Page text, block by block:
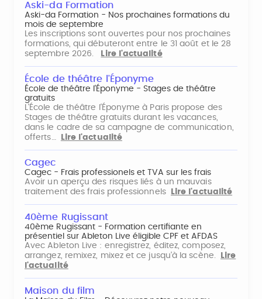
Aski-da Formation
Aski-da Formation - Nos prochaines formations du
mois de septembre
Les inscriptions sont ouvertes pour nos prochaines
formations, qui débuteront entre le 31 août et le 28
septembre 2026.
Lire l'actualité
École de théâtre l'Éponyme
École de théâtre l'Éponyme - Stages de théâtre
gratuits
L'École de théâtre l'Éponyme à Paris propose des
Stages de théâtre gratuits durant les vacances,
dans le cadre de sa campagne de communication,
offerts…
Lire l'actualité
Cagec
Cagec - Frais professionels et TVA sur les frais
Avoir un aperçu des risques liés à un mauvais
traitement des frais professionnels
Lire l'actualité
40ème Rugissant
40ème Rugissant - Formation certifiante en
présentiel sur Ableton Live éligible CPF et AFDAS
Avec Ableton Live : enregistrez, éditez, composez,
arrangez, remixez, mixez et ce jusqu'à la scène.
Lire
l'actualité
Maison du film